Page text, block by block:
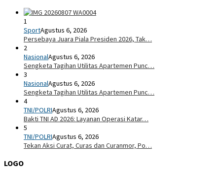
1
SportAgustus 6, 2026
Persebaya Juara Piala Presiden 2026, Tak…
2
NasionalAgustus 6, 2026
Sengketa Tagihan Utilitas Apartemen Punc…
3
NasionalAgustus 6, 2026
Sengketa Tagihan Utilitas Apartemen Punc…
4
TNI/POLRIAgustus 6, 2026
Bakti TNI AD 2026: Layanan Operasi Katar…
5
TNI/POLRIAgustus 6, 2026
Tekan Aksi Curat, Curas dan Curanmor, Po…
LOGO